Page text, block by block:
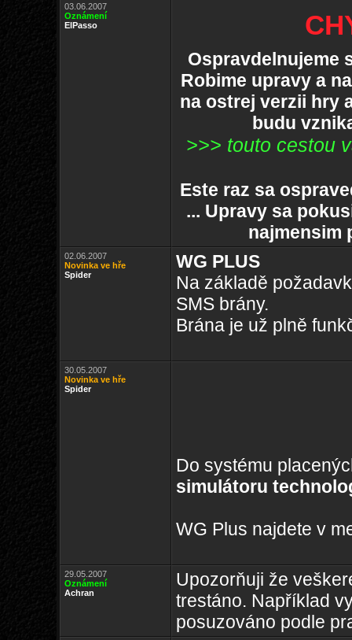
03.06.2007
Oznámení
ElPasso
Ospravdelnujeme
Robime upravy a
na ostrej verzii hry
budu
>>> touto cestou
Este raz sa
... Upravy sa
najmensim
02.06.2007
Novinka ve hře
Spider
WG PLUS
Na základě
SMS brány.
Brána je už plně
30.05.2007
Novinka ve hře
Spider
Do systému
simulátoru
WG Plus najdete v
29.05.2007
Oznámení
Achran
Upozorňuji že
trestáno. Například
posuzováno podle